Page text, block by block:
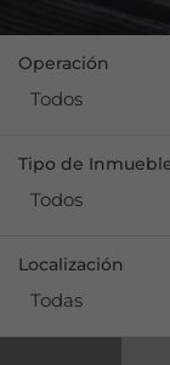
Operación
Todos
Tipo de
Todos
Localización
Todas